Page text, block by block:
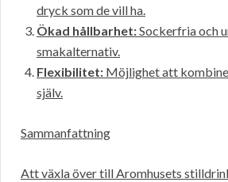
dryck som de vill ha.
Ökad hållbarhet:Sockerfria och
smakalternativ.
Flexibilitet: Möjlighet att
själv.
Sammanfattning
Att växla över till Aromhusets